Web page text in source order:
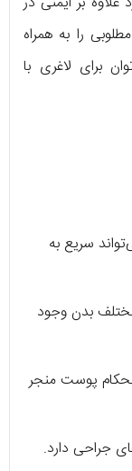
را به همراه
برای لاغری با
سریع به
بدن وجود
پوست منجر
جراحی دارد.